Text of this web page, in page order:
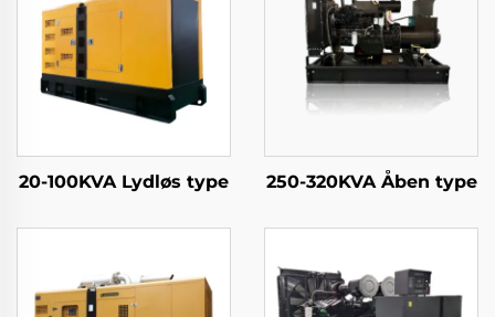
20-100KVA Lydløs type 250-320KVA Åben type